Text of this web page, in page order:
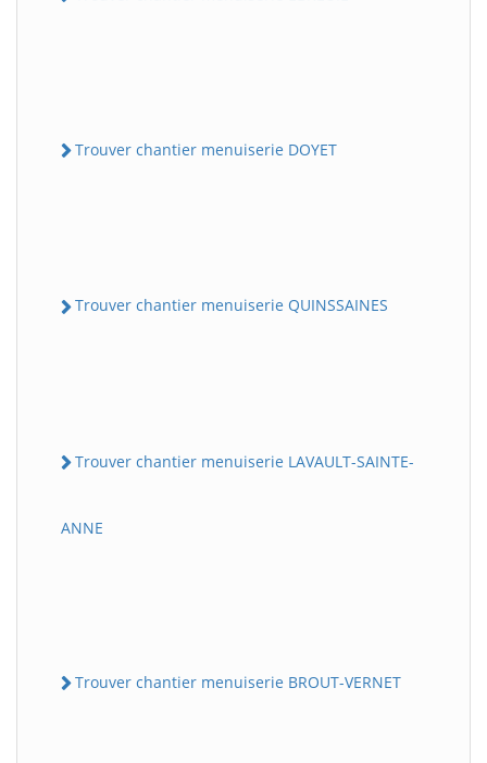
Trouver chantier menuiserie DOYET
Trouver chantier menuiserie QUINSSAINES
Trouver chantier menuiserie LAVAULT-SAINTE-
ANNE
Trouver chantier menuiserie BROUT-VERNET